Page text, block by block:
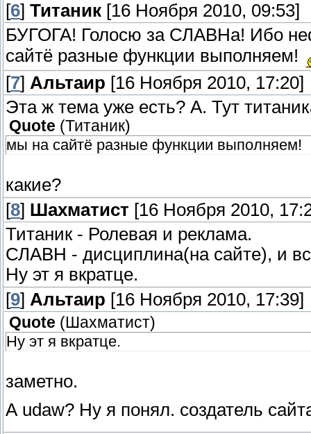
[6] Титаник [16 Ноября 2010, 09:53]
БУГОГА! Голосю за СЛАВНа! Ибо
сайтё разные функции выполняем!
[7] Альтаир [16 Ноября 2010, 17:20]
Эта ж тема уже есть? А. Тут
Quote (Титаник)
мы на сайтё разные функции выполняем!
какие?
[8] Шахматист [16 Ноября 2010,
Титаник - Ролевая и реклама.
СЛАВН - дисциплина(на сайте), и
Ну эт я вкратце.
[9] Альтаир [16 Ноября 2010, 17:39]
Quote ( Шахматист)
Ну эт я вкратце.
заметно.
А udaw? Ну я понял. создатель